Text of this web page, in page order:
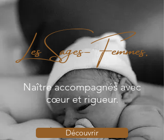
Les Sages-Femmes.
Naître accompagnés avec
cœur et rigueur.
Découvrir